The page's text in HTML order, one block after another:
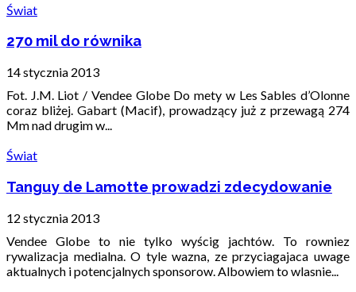
Świat
270 mil do równika
14 stycznia 2013
Fot. J.M. Liot / Vendee Globe Do mety w Les Sables d’Olonne
coraz bliżej. Gabart (Macif), prowadzący już z przewagą 274
Mm nad drugim w...
Świat
Tanguy de Lamotte prowadzi zdecydowanie
12 stycznia 2013
Vendee Globe to nie tylko wyścig jachtów. To rowniez
rywalizacja medialna. O tyle wazna, ze przyciagajaca uwage
aktualnych i potencjalnych sponsorow. Albowiem to wlasnie...